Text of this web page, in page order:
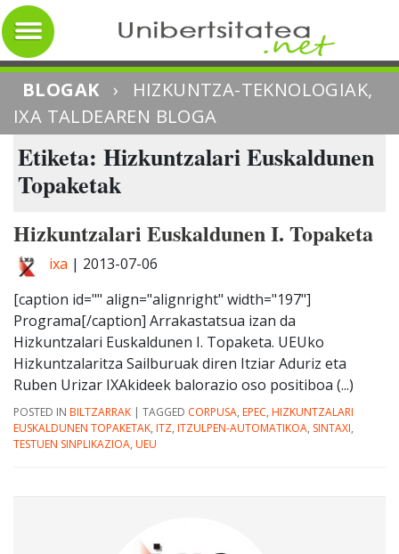
BLOGAK ›
HIZKUNTZA-TEKNOLOGIAK,
IXA TALDEAREN BLOGA
Etiketa: Hizkuntzalari Euskaldunen
Topaketak
Hizkuntzalari Euskaldunen I. Topaketa
ixa | 2013-07-06
[caption id="" align="alignright" width="197"]
Programa[/caption] Arrakastatsua izan da
Hizkuntzalari Euskaldunen I. Topaketa. UEUko
Hizkuntzalaritza Sailburuak diren Itziar Aduriz eta
Ruben Urizar IXAkideek balorazio oso positiboa (...)
POSTED IN BILTZARRAK | TAGGED CORPUSA, EPEC, HIZKUNTZALARI
EUSKALDUNEN TOPAKETAK, ITZ, ITZULPEN-AUTOMATIKOA, SINTAXI,
TESTUEN SINPLIKAZIOA, UEU